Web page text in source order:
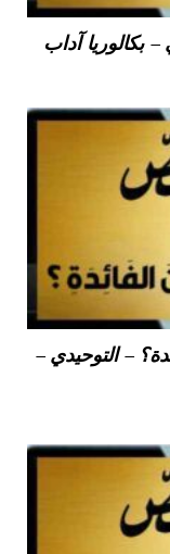
بكالوريا آداب
– التوحيدي –